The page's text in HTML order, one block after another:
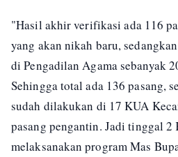
"Hasil akhir verifikasi ada 116
yang akan nikah baru,
di Pengadilan Agama sebanyak
Sehingga total ada 136 pasang,
sudah dilakukan di 17 KUA
pasang pengantin. Jadi tinggal 2
melaksanakan program Mas